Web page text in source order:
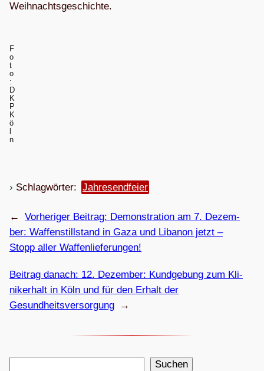
Weihnachtsgeschichte.
F
o
t
o
:
D
K
P
K
ö
n
Schlagwörter: Jahresendfeier
← Vorheriger Beitrag: Demons­tra­tion am 7. Dezem­
ber: Waf­fen­still­stand in Gaza und Liba­non jetzt –
Stopp aller Waffenlieferungen!
Beitrag danach: 12. Dezem­ber: Kund­ge­bung zum Kli­
ni­kerhalt in Köln und für den Erhalt der
Gesundheitsversorgung
→
Suchen